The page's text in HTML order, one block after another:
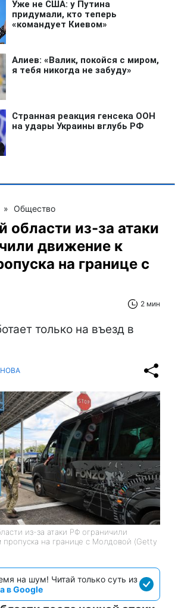
» Общество
области из-за атаки
движение к
на границе с
2 мин
только на въезд в
из-за атаки РФ ограничили
пропуска на границе с Молдовой (Getty
на шум! Читай только суть из
в Google